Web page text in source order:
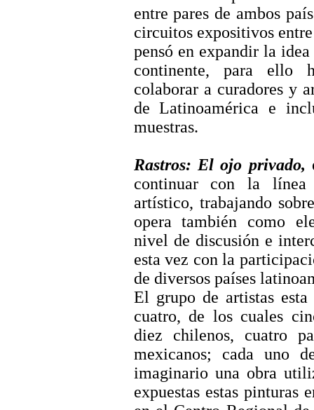
entre pares de ambos
circuitos expositivos
pensó en expandir la
continente, para ello
colaborar a curadores y
de Latinoamérica e
muestras.
Rastros: El ojo privado,
continuar con la línea
artístico, trabajando
opera también como
nivel de discusión e
esta vez con la
de diversos países
El grupo de artistas
cuatro, de los cuales
diez chilenos, cuatro
mexicanos; cada uno
imaginario una obra
expuestas estas pinturas